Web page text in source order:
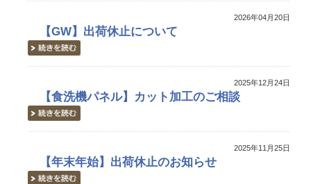
2026年04月20日
【GW】出荷休止について
2025年12月24日
【食洗機パネル】カット加工のご相談
2025年11月25日
【年末年始】出荷休止のお知らせ